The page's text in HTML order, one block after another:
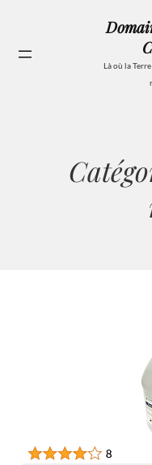
contenu
Là où la